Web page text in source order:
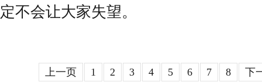
定不会让大家失望。
上一页 1 2 3 4 5 6 7 8 下